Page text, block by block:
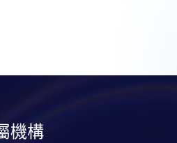
機構